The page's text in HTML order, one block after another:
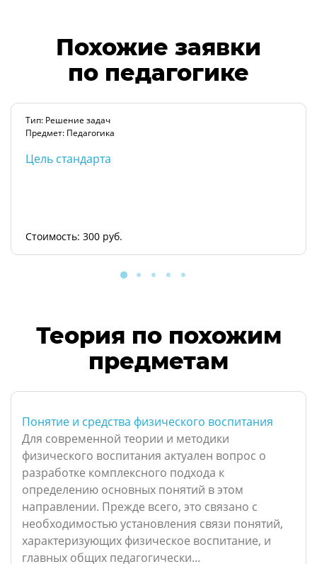
Похожие заявки
по педагогике
Тип: Решение задач
Предмет: Педагогика
Цель стандарта
Стоимость: 300 руб.
Теория по похожим
предметам
Понятие и средства физического воспитания
Для современной теории и методики
физического воспитания актуален вопрос о
разработке комплексного подхода к
определению основных понятий в этом
направлении. Прежде всего, это связано с
необходимостью установления связи понятий,
характеризующих физическое воспитание, и
главных общих педагогически...